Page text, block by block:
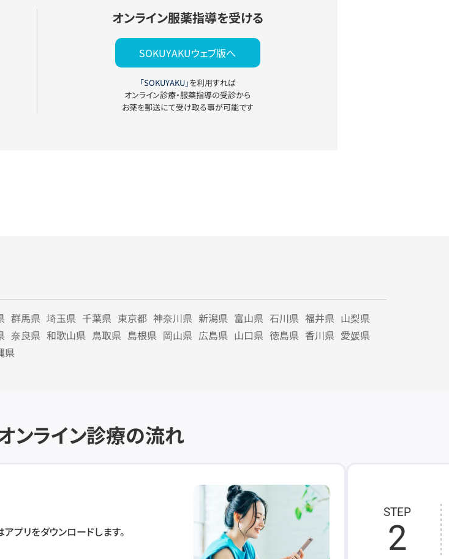
オンライン服薬指導を受ける
SOKUYAKUウェブ版へ
「SOKUYAKU」を利用すれば
オンライン診療・服薬指導の受診から
お薬を郵送にて受け取る事が可能です
群馬県 埼玉県 千葉県 東京都 神奈川県 新潟県 富山県 石川県 福井県 山梨県
奈良県 和歌山県 鳥取県 島根県 岡山県 広島県 山口県 徳島県 香川県 愛媛県
県
ンライン診療の流れ
プリをダウンロードします。
STEP
2